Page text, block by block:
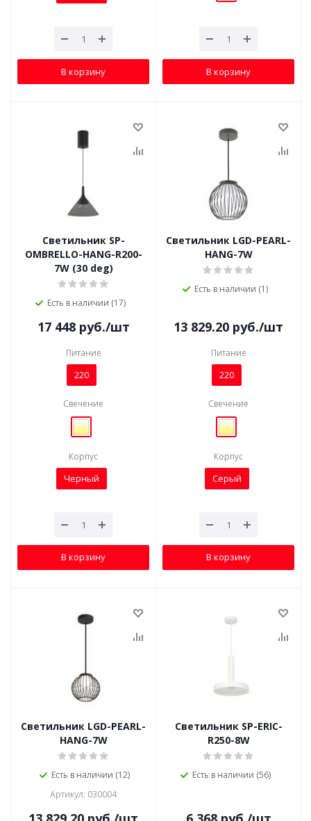
В корзину В корзину
Светильник SP-
OMBRELLO-HANG-R200-
7W (30 deg)
Есть в наличии (17)
17 448руб./шт
Питание
220
Свечение
Корпус
Черный
В корзину
Светильник LGD-PEARL-
HANG-7W
Есть в наличии (1)
13 829.20 руб./шт
Питание
220
Свечение
Корпус
Серый
В корзину
Светильник LGD-PEARL-
HANG-7W
Есть в наличии (12)
Артикул: 030004
Светильник SP-ERIC-
R250-8W
Есть в наличии (56)